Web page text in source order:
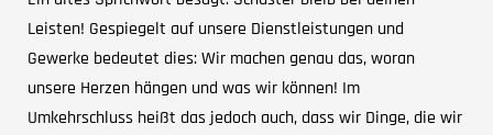
Leisten! Gespiegelt auf unsere Dienstleistungen und
Gewerke bedeutet dies: Wir machen genau das, woran
unsere Herzen hängen und was wir können! Im
Umkehrschluss heißt das jedoch auch, dass wir Dinge, die wir